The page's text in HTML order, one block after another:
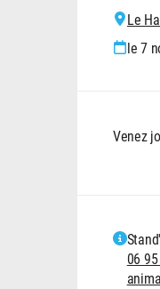
Le
le 7
Venez
06